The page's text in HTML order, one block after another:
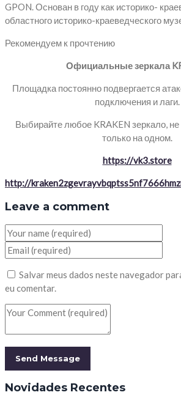
GPON. Основан в году как историко-
областного историко-краеведческого
Рекомендуем к прочтению
Официальные зеркала
Площадка постоянно подвергается
подключения и лаги.
Выбирайте любое KRAKEN зеркало, не
только на одном.
https://vk3.store
http://
Leave a comment
Salvar meus dados neste navegador
eu comentar.
Novidades Recentes